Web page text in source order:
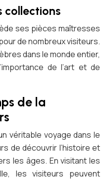
collections
ses pièces maîtresses
de nombreux visiteurs.
dans le monde entier,
de l’art et de
de la
véritable voyage dans le
de découvrir l’histoire et
les âges. En visitant les
les visiteurs peuvent